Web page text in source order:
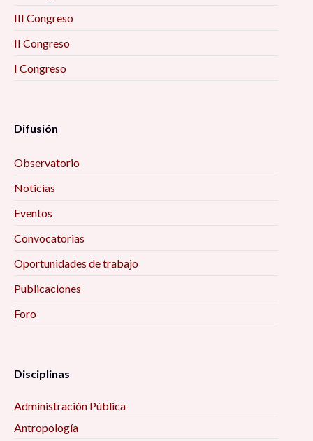
III Congreso
II Congreso
I Congreso
Difusión
Observatorio
Noticias
Eventos
Convocatorias
Oportunidades de trabajo
Publicaciones
Foro
Disciplinas
Administración Pública
Antropología